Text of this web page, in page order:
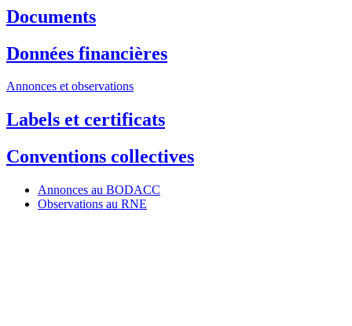
Documents
Données financières
Annonces et observations
Labels et certificats
Conventions collectives
Annonces au BODACC
Observations au RNE